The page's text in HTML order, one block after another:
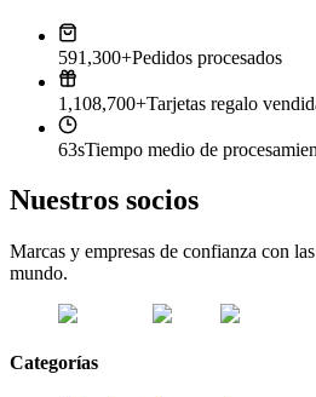
591,300+Pedidos procesados
1,108,700+Tarjetas regalo
63sTiempo medio de
Nuestros socios
Marcas y empresas de confianza con
mundo.
Categorías